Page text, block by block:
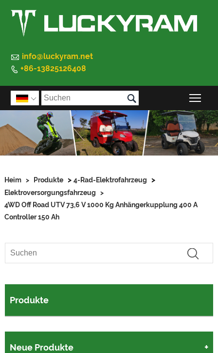
 info@luckyram.net
 +86-13825126408
 
Heim > Produkte > 4-Rad-Elektrofahrzeug >
Elektroversorgungsfahrzeug
>
4WD Off Road UTV 73,6 V 1000 Kg Anhängerkupplung 400 A
Controller 150 Ah
Produkte
Neue Produkte